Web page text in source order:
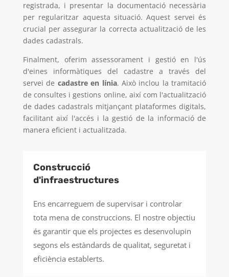
registrada, i presentar la documentació necessària
per regularitzar aquesta situació. Aquest servei és
crucial per assegurar la correcta actualització de les
dades cadastrals.
Finalment, oferim assessorament i gestió en l'ús
d'eines informàtiques del cadastre a través del
servei de cadastre en línia. Això inclou la tramitació
de consultes i gestions online, així com l'actualització
de dades cadastrals mitjançant plataformes digitals,
facilitant així l'accés i la gestió de la informació de
manera eficient i actualitzada.
Construcció
d'infraestructures
Ens encarreguem de supervisar i controlar
tota mena de construccions. El nostre objectiu
és garantir que els projectes es desenvolupin
segons els estàndards de qualitat, seguretat i
eficiència establerts.